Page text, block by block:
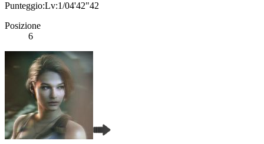
Punteggio:Lv:1/04'42"42
Posizione
6